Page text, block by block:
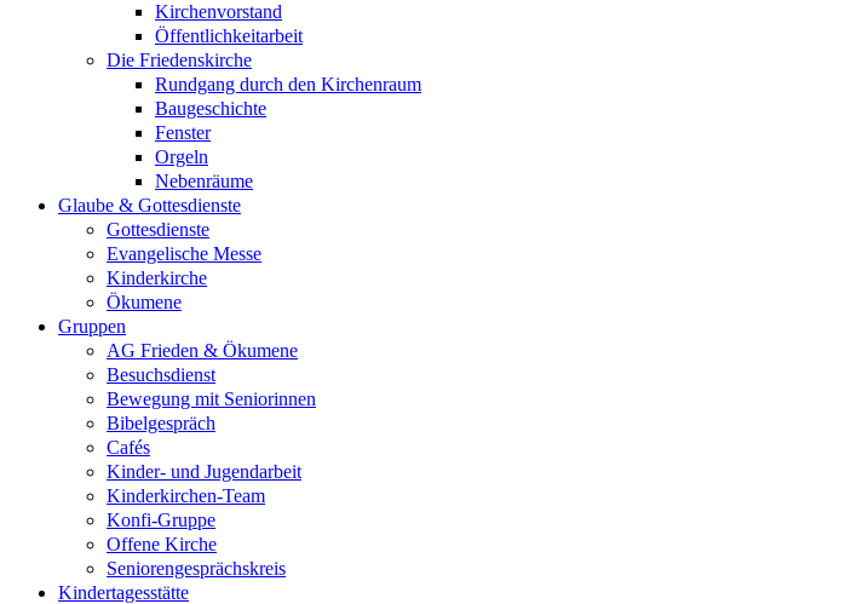
Kirchenvorstand
Öffentlichkeitarbeit
Die Friedenskirche
Rundgang durch den Kirchenraum
Baugeschichte
Fenster
Orgeln
Nebenräume
Glaube & Gottesdienste
Gottesdienste
Evangelische Messe
Kinderkirche
Ökumene
Gruppen
AG Frieden & Ökumene
Besuchsdienst
Bewegung mit Seniorinnen
Bibelgespräch
Cafés
Kinder- und Jugendarbeit
Kinderkirchen-Team
Konfi-Gruppe
Offene Kirche
Seniorengesprächskreis
Kindertagesstätte